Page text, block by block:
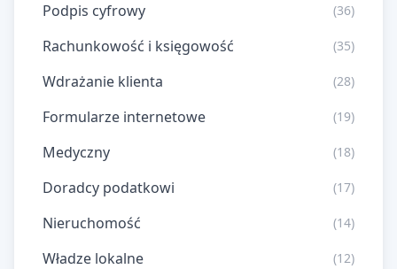
Podpis cyfrowy (36)
Rachunkowość i księgowość (35)
Wdrażanie klienta (28)
Formularze internetowe (19)
Medyczny (18)
Doradcy podatkowi (17)
Nieruchomość (14)
Władze lokalne (12)